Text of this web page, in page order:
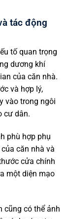
tác động
tố quan trọng
dương khí
của căn nhà.
và hợp lý,
vào trong ngôi
cư dân.
phù hợp phụ
căn nhà và
cửa chính
một diện mạo
cũng có thể ảnh